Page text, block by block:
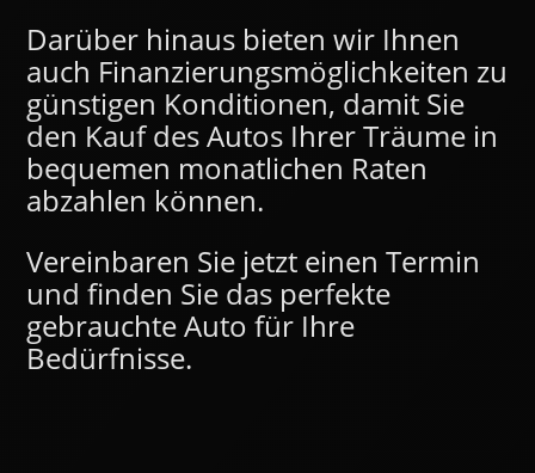
Darüber hinaus bieten wir Ihnen
auch Finanzierungsmöglichkeiten zu
günstigen Konditionen, damit Sie
den Kauf des Autos Ihrer Träume in
bequemen monatlichen Raten
abzahlen können.
Vereinbaren Sie jetzt einen Termin
und finden Sie das perfekte
gebrauchte Auto für Ihre
Bedürfnisse.